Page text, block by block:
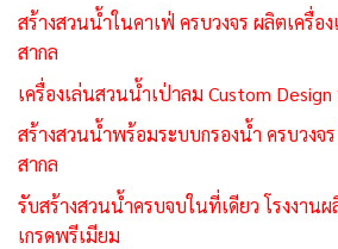
สร้างสวนน้ำในคาเฟ่ ครบวงจร ผลิตเครื่อ
สากล
เครื่องเล่นสวนน้ำเป่าลม Custom
สร้างสวนน้ำพร้อมระบบกรองน้ำ ครบวงจ
สากล
รับสร้างสวนน้ำครบจบในที่เดียว โรงงาน
เกรดพรีเมียม